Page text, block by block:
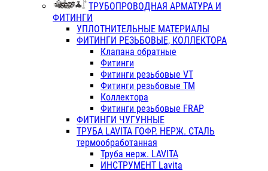
ТРУБОПРОВОДНАЯ АРМАТУРА И
ФИТИНГИ
УПЛОТНИТЕЛЬНЫЕ МАТЕРИАЛЫ
ФИТИНГИ РЕЗЬБОВЫЕ, КОЛЛЕКТОРА
Клапана обратные
Фитинги
Фитинги резьбовые VT
Фитинги резьбовые ТМ
Коллектора
Фитинги резьбовые FRAP
ФИТИНГИ ЧУГУННЫЕ
ТРУБА LAVITA ГОФР. НЕРЖ. СТАЛЬ
термообработанная
Труба нерж. LAVITA
ИНСТРУМЕНТ Lavita